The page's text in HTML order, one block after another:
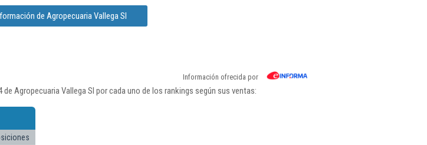
de Agropecuaria Vallega Sl
Información ofrecida por
Agropecuaria Vallega Sl por cada uno de los rankings según sus ventas: